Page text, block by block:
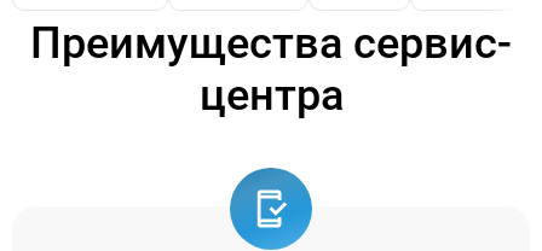
Преимущества сервис-
центра